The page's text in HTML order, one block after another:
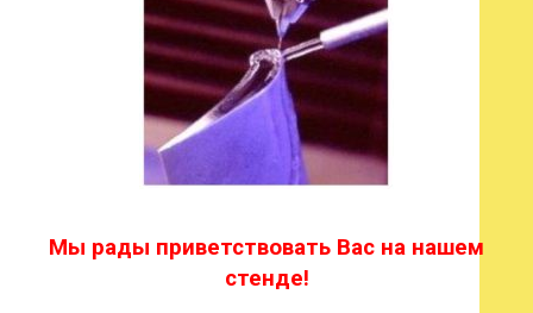
Мы рады приветствовать Вас на нашем
стенде!